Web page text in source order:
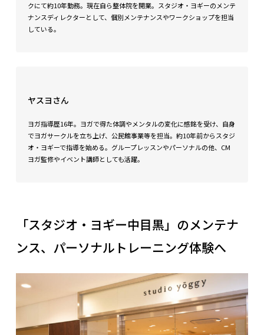
クにて約10年勤務。現在自ら整体院を開業。スタジオ・ヨギーのメンテ
ナンスディレクターとして、個別メンテナンスやワークショップを担当
している。
ヤスヨさん
ヨガ指導歴16年。ヨガで得た体調やメンタルの変化に感銘を受け、自身
でヨガサークルを立ち上げ、公民館事業等を担当。約10年前からスタジ
オ・ヨギーで指導を始める。グループレッスンやパーソナルの他、CM
ヨガ監修やイベント講師としても活躍。
「スタジオ・ヨギー中目黒」のメンテナ
ンス、パーソナルトレーニング体験へ